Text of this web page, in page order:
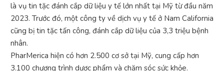
là vụ tin tặc đánh cắp dữ liệu y tế lớn nhất tại Mỹ từ đầu năm
2023. Trước đó, một công ty về dịch vụ y tế ở Nam California
cũng bị tin tặc tấn công, đánh cắp dữ liệu của 3,3 triệu bệnh
nhân.
PharMerica hiện có hơn 2.500 cơ sở tại Mỹ, cung cấp hơn
3.100 chương trình dược phẩm và chăm sóc sức khỏe.